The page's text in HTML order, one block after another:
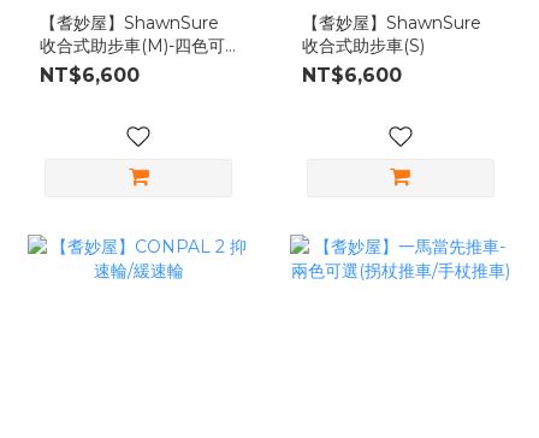
【耆妙屋】ShawnSure
收合式助步車(M)-四色可
選
NT$6,600
【耆妙屋】ShawnSure
收合式助步車(S)
NT$6,600